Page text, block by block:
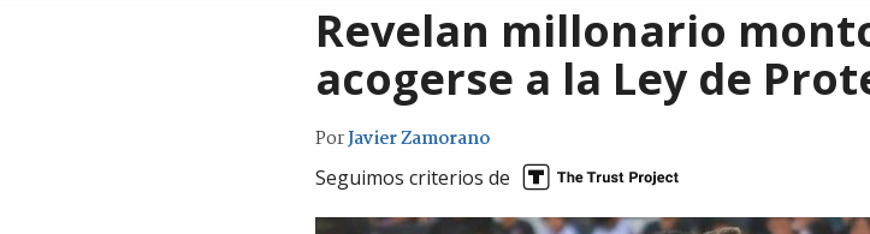
Revelan millonario
acogerse a la Ley de
PorJavier Zamorano
Seguimos criterios de